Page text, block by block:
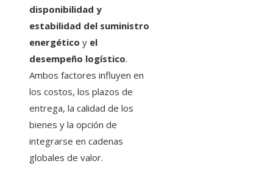
disponibilidad y
estabilidad del suministro
energético y el
desempeño logístico.
Ambos factores influyen en
los costos, los plazos de
entrega, la calidad de los
bienes y la opción de
integrarse en cadenas
globales de valor.